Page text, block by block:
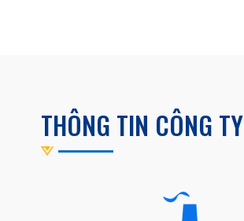
THÔNG TIN CÔNG TY